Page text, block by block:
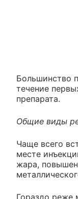
Большинство
течение
препарата.
Общие виды
Чаще всего
месте
жара,
Гораздо реже